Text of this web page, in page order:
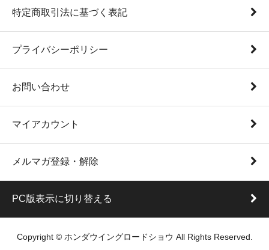
特定商取引法に基づく表記
プライバシーポリシー
お問い合わせ
マイアカウント
メルマガ登録・解除
PC版表示に切り替える
Copyright © ホンダウイングロードショウ All Rights Reserved.